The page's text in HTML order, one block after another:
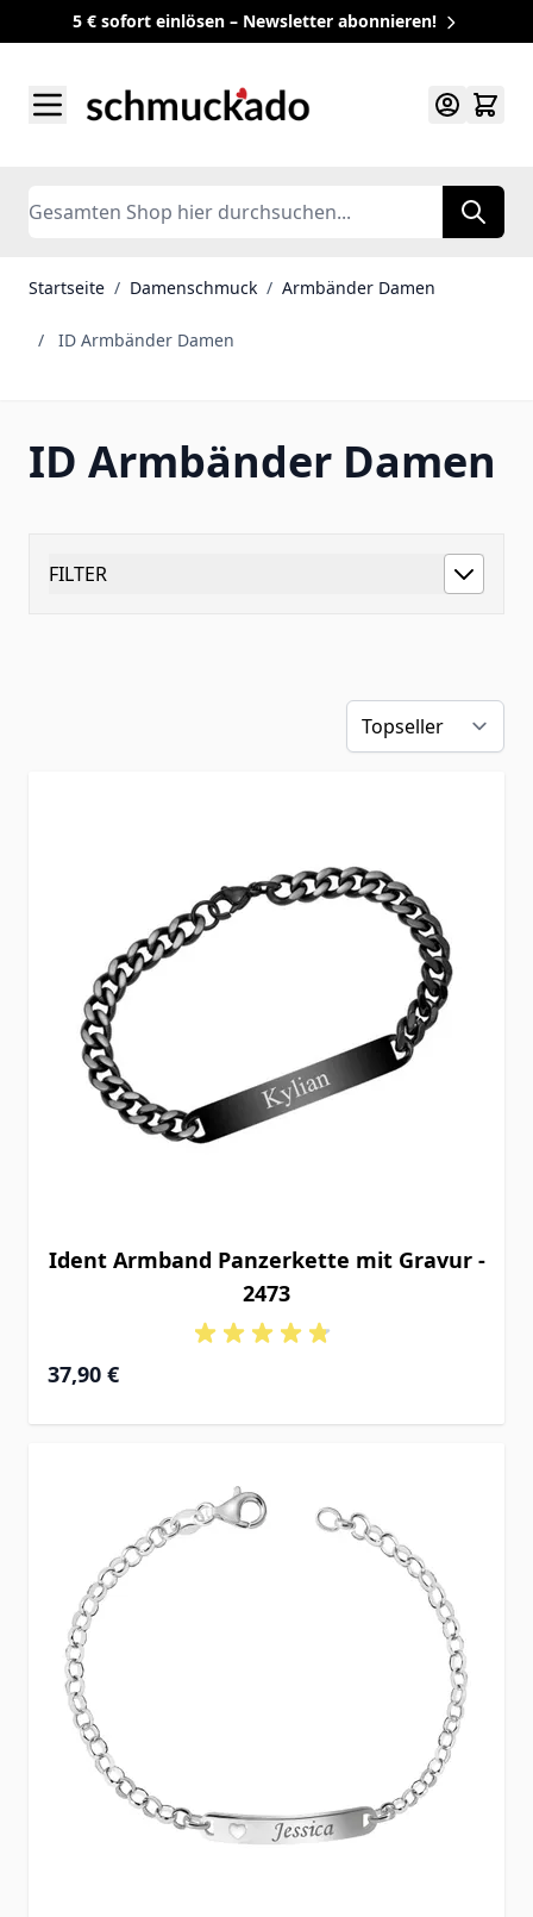
5 € sofort einlösen – Newsletter abonnieren!
Search
Startseite / Damenschmuck / Armbänder Damen
/ ID Armbänder Damen
ID Armbänder Damen
FILTER
Ident Armband Panzerkette mit Gravur -
2473
37,90 €